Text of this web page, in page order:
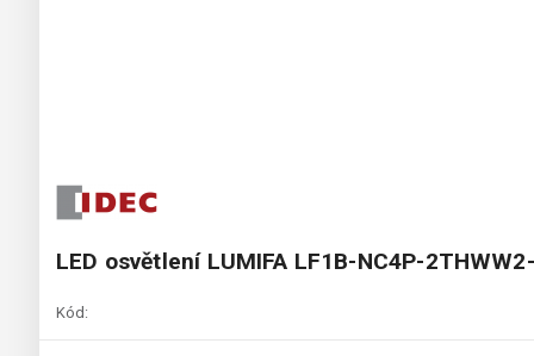
LED osvětlení LUMIFA LF1B-NC4P-
Kód: